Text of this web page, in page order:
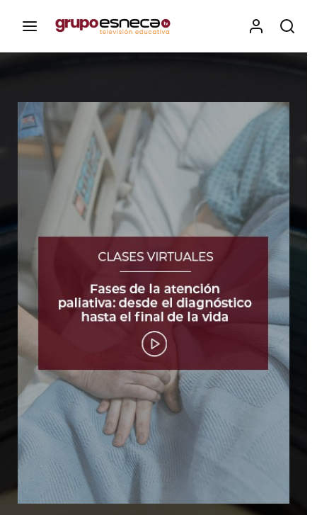
Esneca TV
Iniciar Sesión
Para iniciar sesión debes introducir el
mismo usuario y contraseña que utilizas
para acceder al campus virtual:
https://elcampusonline.com
Dirección de correo electrónico
ENTRAR
Recuérdame